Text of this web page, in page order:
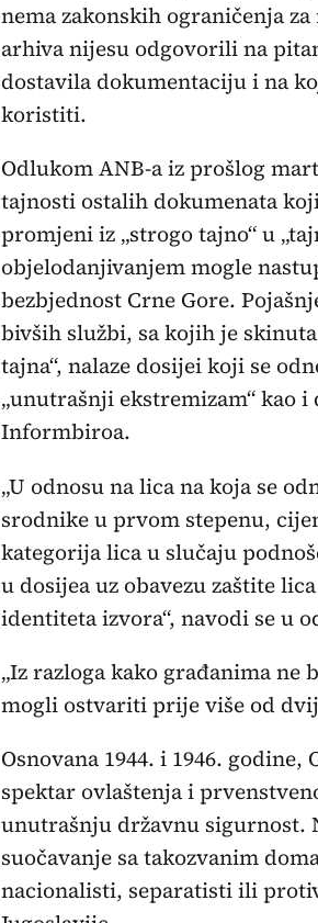
nema zakonskih ograničenja
arhiva nijesu odgovorili na
dostavila dokumentaciju i na
koristiti.
Odlukom ANB-a iz prošlog
tajnosti ostalih dokumenata
promjeni iz „strogo tajno“ u
objelodanjivanjem mogle
bezbjednost Crne Gore.
bivših službi, sa kojih je
tajna“, nalaze dosijei koji se
„unutrašnji ekstremizam“ kao
Informbiroa.
„U odnosu na lica na koja se
srodnike u prvom stepenu,
kategorija lica u slučaju
u dosijea uz obavezu zaštite
identiteta izvora“, navodi se u
„Iz razloga kako građanima
mogli ostvariti prije više od
Osnovana 1944. i 1946.
spektar ovlaštenja i
unutrašnju državnu sigurnost.
suočavanje sa takozvanim
nacionalisti, separatisti ili